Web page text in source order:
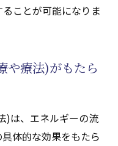
ことが可能になりま
や療法)がもたら
)は、エネルギーの流
体的な効果をもたら